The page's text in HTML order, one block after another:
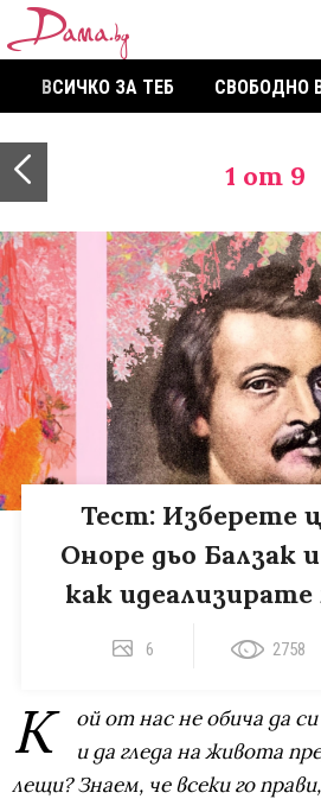
ВСИЧКО ЗА ТЕБ СВОБОДНО
1 от 9
Тест: Изберете
Оноре дьо Балзак
как
6 2758
К
ой от нас не обича да си
и да гледа на живота
лещи? Знаем, че всеки го